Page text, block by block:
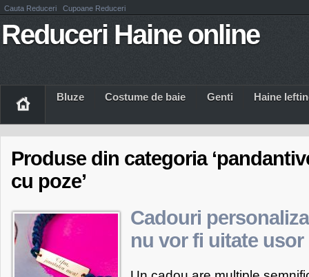
Cauta Reduceri Cupoane Reduceri
Reduceri Haine online
Bluze Costume de baie Genti Haine
Produse din categoria
cu poze’
Cadouri
nu vor fi uitate usor